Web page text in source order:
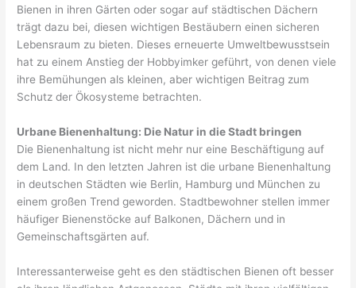
Bienen in ihren Gärten oder sogar auf städtischen Dächern
trägt dazu bei, diesen wichtigen Bestäubern einen sicheren
Lebensraum zu bieten. Dieses erneuerte Umweltbewusstsein
hat zu einem Anstieg der Hobbyimker geführt, von denen viele
ihre Bemühungen als kleinen, aber wichtigen Beitrag zum
Schutz der Ökosysteme betrachten.
Urbane Bienenhaltung: Die Natur in die Stadt bringen
Die Bienenhaltung ist nicht mehr nur eine Beschäftigung auf
dem Land. In den letzten Jahren ist die urbane Bienenhaltung
in deutschen Städten wie Berlin, Hamburg und München zu
einem großen Trend geworden. Stadtbewohner stellen immer
häufiger Bienenstöcke auf Balkonen, Dächern und in
Gemeinschaftsgärten auf.
Interessanterweise geht es den städtischen Bienen oft besser